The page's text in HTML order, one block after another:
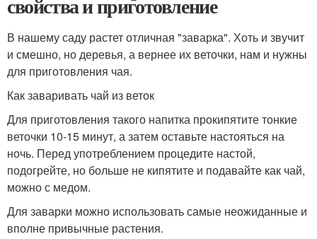
В нашему саду растет отличная "заварка". Хоть и звучит
и смешно, но деревья, а вернее их веточки, нам и нужны
для приготовления чая.
Как заваривать чай из веток
Для приготовления такого напитка прокипятите тонкие
веточки 10-15 минут, а затем оставьте настояться на
ночь. Перед употреблением процедите настой,
подогрейте, но больше не кипятите и подавайте как чай,
можно с медом.
Для заварки можно использовать самые неожиданные и
вполне привычные растения.